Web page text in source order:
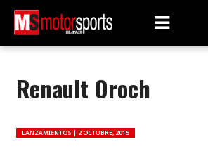
Renault Oroch
LANZAMIENTOS | 2 OCTUBRE, 2015